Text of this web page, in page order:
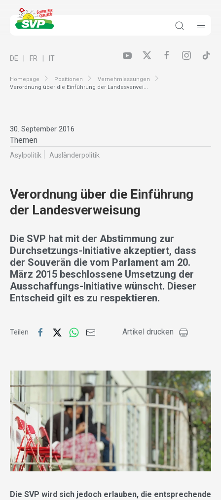
Homepage Positionen
Vernehmlassungen
Verordnung über die Einführung der Landesverwei...
DE FR IT
30. September 2016
Themen
Asylpolitik Ausländer­politik
Verordnung über die Einführung
der Landesverweisung
Die SVP hat mit der Abstimmung zur
Durchsetzungs-Initiative akzeptiert, dass
der Souverän die vom Parlament am 20.
März 2015 beschlossene Umsetzung der
Ausschaffungs-Initiative wünscht. Dieser
Entscheid gilt es zu respektieren.
Teilen Artikel drucken
Die SVP wird sich jedoch erlauben, die entsprechende